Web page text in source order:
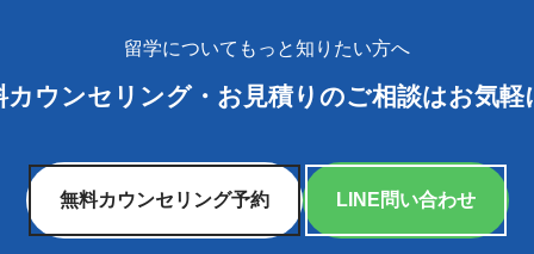
留学についてもっと知りたい方へ
カウンセリング・ お見積りのご相談はお気軽
無料カウンセリング予約 LINE問い合わせ